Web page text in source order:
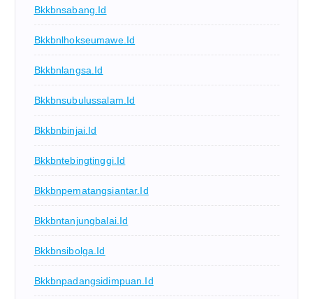
Bkkbnsabang.id
Bkkbnlhokseumawe.id
Bkkbnlangsa.id
Bkkbnsubulussalam.id
Bkkbnbinjai.id
Bkkbntebingtinggi.id
Bkkbnpematangsiantar.id
Bkkbntanjungbalai.id
Bkkbnsibolga.id
Bkkbnpadangsidimpuan.id